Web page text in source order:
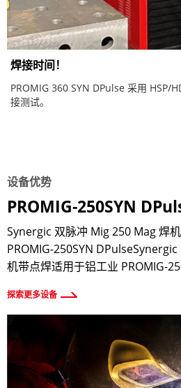
焊接时间！
PROMIG 360 SYN DPulse 采用 HSP/
接测试。
设备优势
PROMIG-250SYN
Synergic 双脉冲 Mig 250 Mag 焊
PROMIG-250SYN
机带点焊适用于铝工业 PROMIG-
探索更多设备